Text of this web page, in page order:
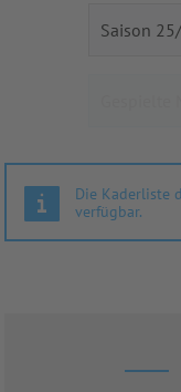
Die Kaderliste
verfügbar.